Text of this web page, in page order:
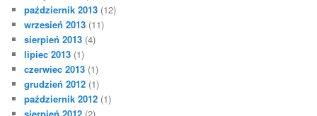
październik 2013 (12)
wrzesień 2013 (11)
sierpień 2013 (4)
lipiec 2013 (1)
czerwiec 2013 (1)
grudzień 2012 (1)
październik 2012 (1)